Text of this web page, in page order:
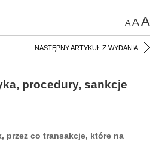
AAA
NASTĘPNY ARTYKUŁ Z WYDANIA
procedury, sankcje
przez co transakcje, które na